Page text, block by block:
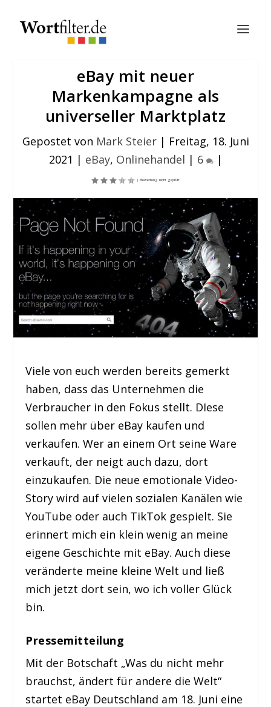
eBay mit neuer
Markenkampagne als
universeller Marktplatz
Gepostet von Mark Steier| Freitag, 18. Juni
2021 | eBay, Onlinehandel | 6 |
Viele von euch werden bereits gemerkt
haben, dass das Unternehmen die
Verbraucher in den Fokus stellt. DIese
sollen mehr über eBay kaufen und
verkaufen. Wer an einem Ort seine Ware
verkauft, der neigt auch dazu, dort
einzukaufen. Die neue emotionale Video-
Story wird auf vielen sozialen Kanälen wie
YouTube oder auch TikTok gespielt. Sie
erinnert mich ein klein wenig an meine
eigene Geschichte mit eBay. Auch diese
veränderte meine kleine Welt und ließ
mich jetzt dort sein, wo ich voller Glück
bin.
Pressemitteilung
Mit der Botschaft „Was du nicht mehr
brauchst, ändert für andere die Welt“
startet eBay Deutschland am 18. Juni eine